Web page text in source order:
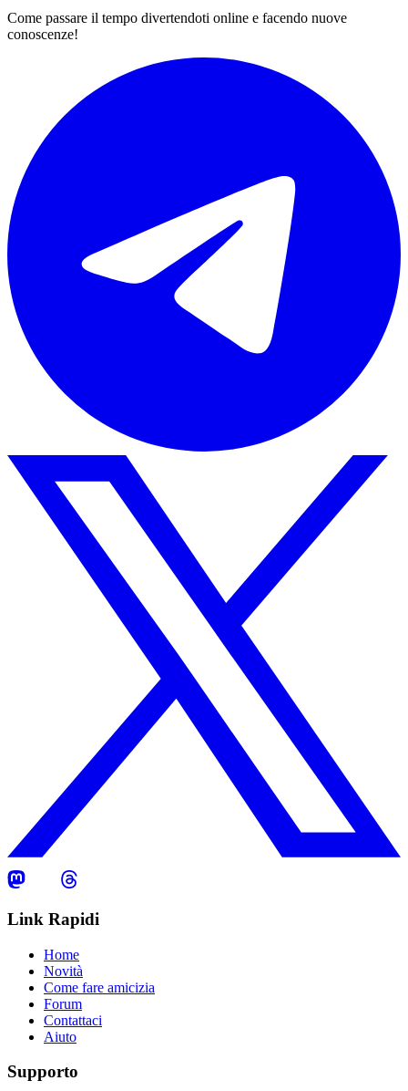
Come passare il tempo divertendoti online e facendo nuove
conoscenze!
Link Rapidi
Home
Novità
Come fare amicizia
Forum
Contattaci
Aiuto
Supporto